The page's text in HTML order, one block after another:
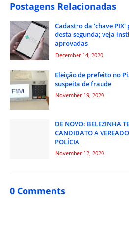
Postagens Relacionadas
Cadastro da 'chave
desta segunda; veja
aprovadas
December 14, 2020
Eleição de prefeito no
suspeita de fraude
November 19, 2020
DE NOVO: BELEZINHA
CANDIDATO A
POLÍCIA
November 12, 2020
0 Comments